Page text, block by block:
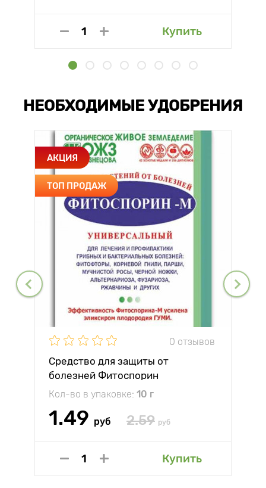
Купить
НЕОБХОДИМЫЕ УДОБРЕНИЯ
АКЦИЯ
ТОП ПРОДАЖ
0 отзывов
Средство для защиты от
болезней Фитоспорин
Кол-во в упаковке: 10 г
1.49 руб 2.59 руб
Купить